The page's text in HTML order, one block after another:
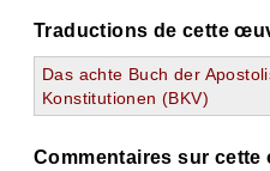
Traductions de cette
Das achte Buch der
Konstitutionen (BKV)
Commentaires sur